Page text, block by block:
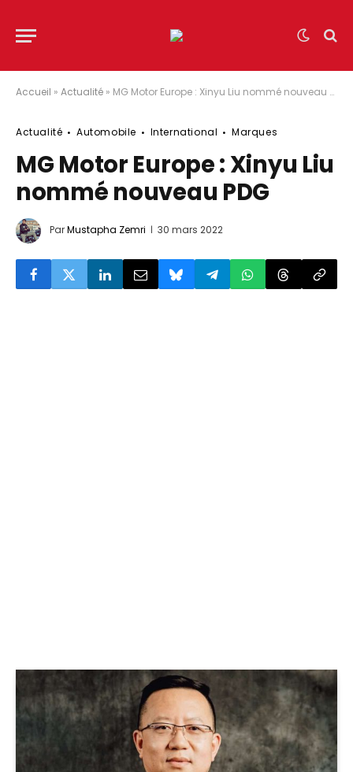
Accueil » Actualité » MG Motor Europe : Xinyu Liu nommé nouveau PDG
Actualité Automobile International Marques
MG Motor Europe : Xinyu Liu
nommé nouveau PDG
ParMustapha Zemri 30 mars 2022